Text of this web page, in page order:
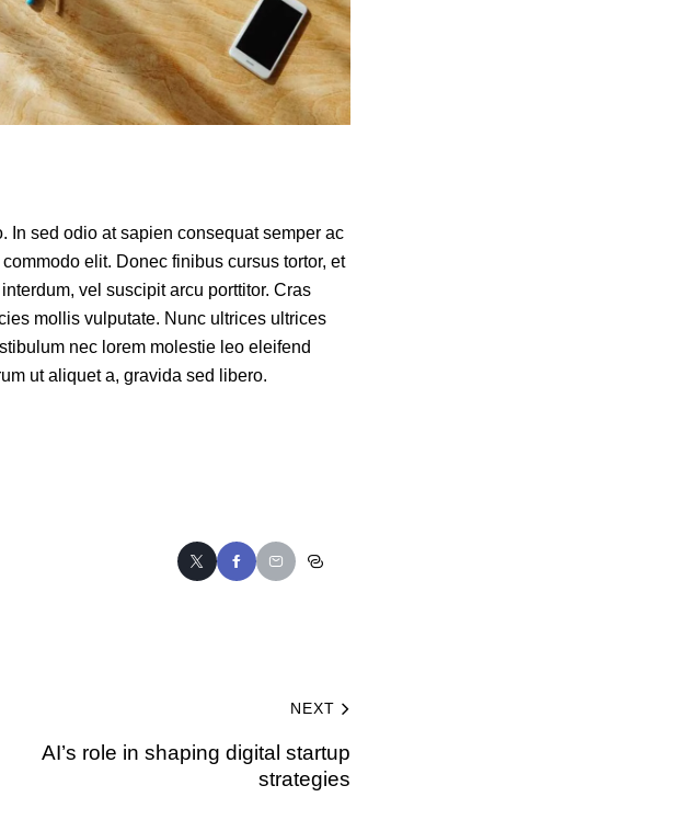
In sed odio at sapien consequat semper ac
elit. Donec finibus cursus tortor, et
vel suscipit arcu porttitor. Cras
mollis vulputate. Nunc ultrices ultrices
nec lorem molestie leo eleifend
ut aliquet a, gravida sed libero.
NEXT
AI’s role in shaping digital startup
strategies